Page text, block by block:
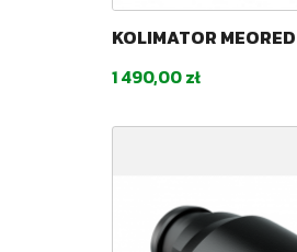
KOLIMATOR
Cena
1 490,00 zł